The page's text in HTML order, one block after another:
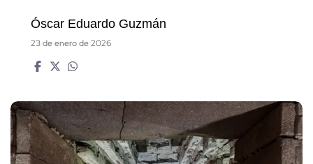
Óscar Eduardo Guzmán
23 de enero de 2026